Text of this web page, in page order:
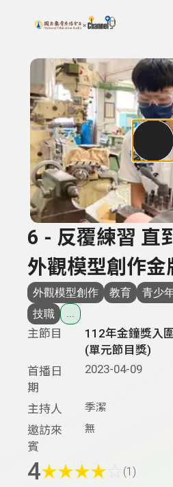
上方功能區塊
搜尋關鍵字：可輸入節目名稱
6 - 反覆練習 直
外觀模型創作金
外觀模型創作 教育 青少
技職
...
主節目
112年金鐘獎入
(單元節目獎)
首播日
期
2023-04-09
主持人 季潔
邀訪來
賓
無
4★★★★ (1)